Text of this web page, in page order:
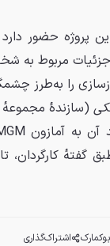
پروژه حضور
جزئیات مربوط به
را به‌طرز
(سازنده‌ٔ مجموعه‌ٔ
گفته‌ٔ
بوکمارک اشتراک‌گذاری